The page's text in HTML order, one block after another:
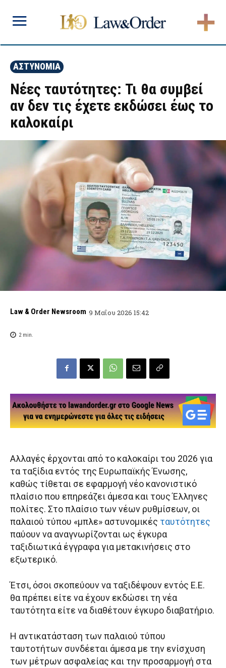
ΑΣΤΥΝΟΜΙΑ
Νέες ταυτότητες: Τι θα συμβεί
αν δεν τις έχετε εκδώσει έως το
καλοκαίρι
Law & Order Newsroom 9 Μαΐου 2026 15:42
2min.
Αλλαγές έρχονται από το καλοκαίρι του 2026 για
τα ταξίδια εντός της Ευρωπαϊκής Ένωσης,
καθώς τίθεται σε εφαρμογή νέο κανονιστικό
πλαίσιο που επηρεάζει άμεσα και τους Έλληνες
πολίτες. Στο πλαίσιο των νέων ρυθμίσεων, οι
παλαιού τύπου «μπλε» αστυνομικές ταυτότητες
παύουν να αναγνωρίζονται ως έγκυρα
ταξιδιωτικά έγγραφα για μετακινήσεις στο
εξωτερικό.
Έτσι, όσοι σκοπεύουν να ταξιδέψουν εντός Ε.Ε.
θα πρέπει είτε να έχουν εκδώσει τη νέα
ταυτότητα είτε να διαθέτουν έγκυρο διαβατήριο.
Η αντικατάσταση των παλαιού τύπου
ταυτοτήτων συνδέεται άμεσα με την ενίσχυση
των μέτρων ασφαλείας και την προσαρμογή στα